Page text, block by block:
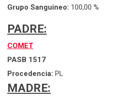
Grupo Sanguineo: 100,00 %
PADRE:
COMET
PASB 1517
Procedencia: PL
MADRE: